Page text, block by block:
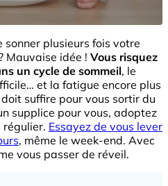
plusieurs fois votre
Mauvaise idée ! Vous risquez
un cycle de sommeil, le
et la fatigue encore plus
suffire pour vous sortir du
supplice pour vous, adoptez
régulier. Essayez de vous lever
, même le week-end. Avec
vous passer de réveil.